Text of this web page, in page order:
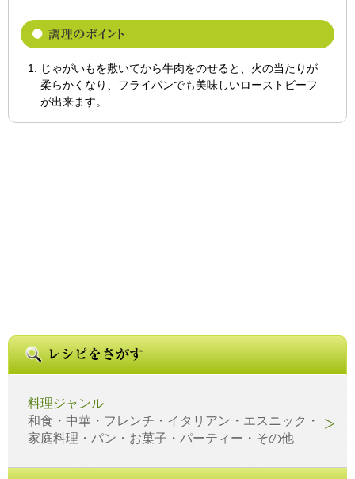
じゃがいもを敷いてから牛肉をのせると、火の当たりが
柔らかくなり、フライパンでも美味しいローストビーフ
が出来ます。
料理ジャンル
和食・中華・フレンチ・イタリアン・エスニック・
家庭料理・パン・お菓子・パーティー・その他